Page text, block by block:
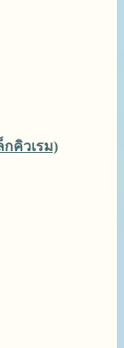
คิวเรม)